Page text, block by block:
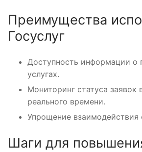
Преимущества
Госуслуг
Доступность информации о
услугах.
Мониторинг статуса заявок
реального времени.
Упрощение взаимодействия
Шаги для